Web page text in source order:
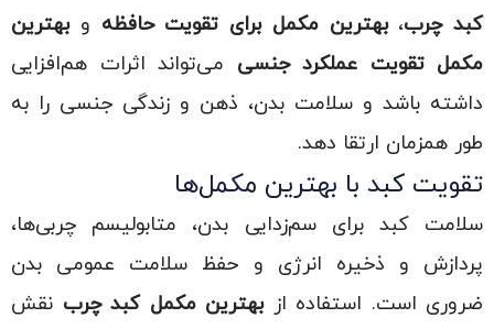
کبد چرب،بهترین مکمل برای تقویت حافظه وبهترین
مکمل تقویت عملکرد جنسی می‌تواند اثرات هم‌افزایی
داشته باشد و سلامت بدن، ذهن و زندگی جنسی را به
طور همزمان ارتقا دهد.
تقویت کبد با بهترین مکمل‌ها
سلامت کبد برای سم‌زدایی بدن، متابولیسم چربی‌ها،
پردازش و ذخیره انرژی و حفظ سلامت عمومی بدن
ضروری است. استفاده ازبهترین مکمل کبد چرب نقش